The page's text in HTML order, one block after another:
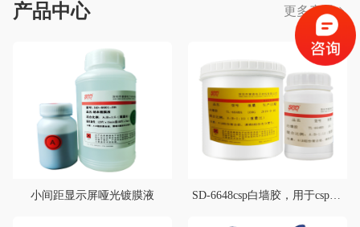
产品中心 更多产品
小间距显示屏哑光镀膜液